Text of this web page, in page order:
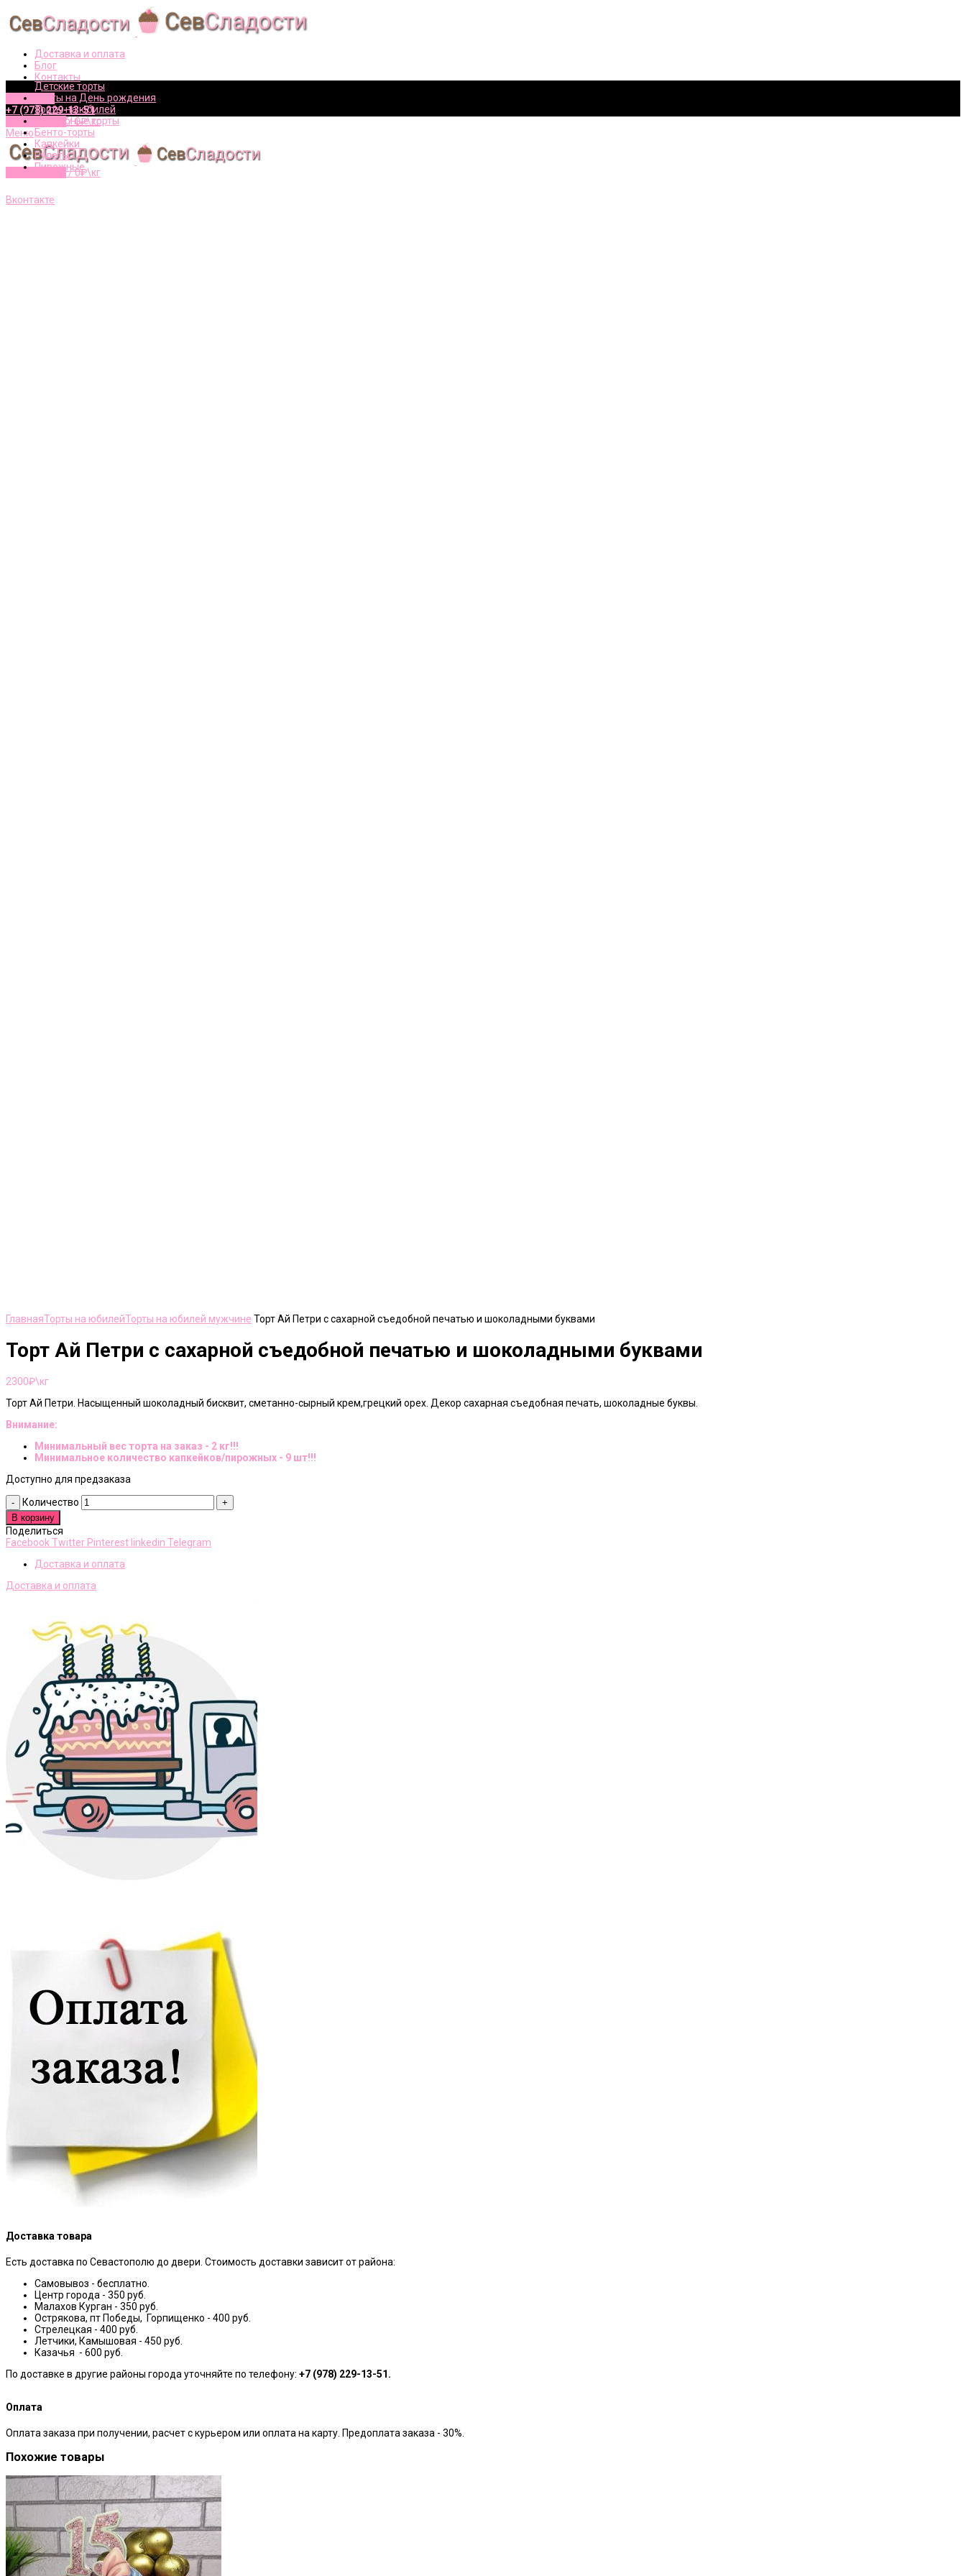
Доставка и оплата
Блог
Контакты
Вконтакте
+7 (978) 229-13-51
элементов /0₽\кг
Меню
элементов /0₽\кг
Детские торты
Торты на День рождения
Торты на юбилей
Свадебные торты
Бенто-торты
Капкейки
Рулеты
Пирожные
Вконтакте
ГлавнаяТорты на юбилейТорты на юбилей мужчине Торт Ай Петри с сахарной съедобной печатью и шоколадными буквами
Торт Ай Петри с сахарной съедобной печатью и шоколадными буквами
2300₽\кг
Торт Ай Петри. Насыщенный шоколадный бисквит, сметанно-сырный крем,грецкий орех. Декор сахарная съедобная печать, шоколадные буквы.
Внимание:
Минимальный вес торта на заказ - 2 кг!!!
Минимальное количество капкейков/пирожных - 9 шт!!!
Доступно для предзаказа
Количество
В корзину
Поделиться
Facebook Twitter Pinterest linkedin Telegram
Доставка и оплата
Доставка и оплата
Доставка товара
Есть доставка по Севастополю до двери. Стоимость доставки зависит от района:
Самовывоз - бесплатно.
Центр города - 350 руб.
Малахов Курган - 350 руб.
Острякова, пт Победы, Горпищенко - 400 руб.
Стрелецкая - 400 руб.
Летчики, Камышовая - 450 руб.
Казачья - 600 руб.
По доставке в другие районы города уточняйте по телефону: +7 (978) 229-13-51.
Оплата
Оплата заказа при получении, расчет с курьером или оплата на карту. Предоплата заказа - 30%.
Похожие товары